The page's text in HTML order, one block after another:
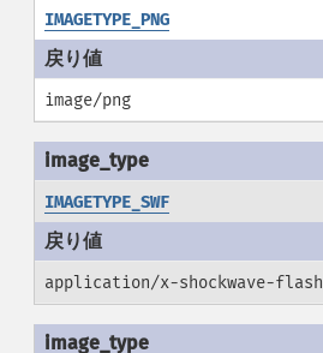
IMAGETYPE_PNG
image/png
IMAGETYPE_SWF
application/x-shockwave-flash